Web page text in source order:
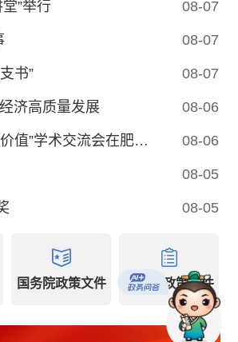
”举行 08-07
08-07
书” 08-07
济高质量发展 08-06
第二届“淮河文化的内涵与当代价值”学术交流会在肥举行 08-06
08-05
08-05
国务院政策文件 省政府政策文件